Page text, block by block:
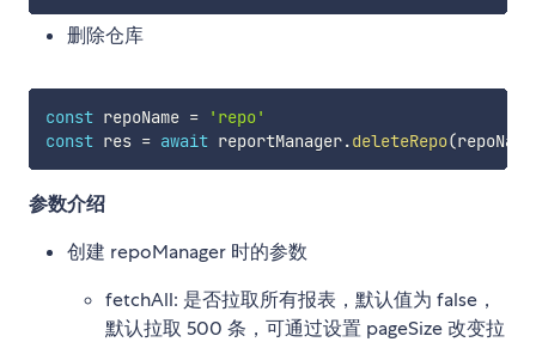
删除仓库
const repoName =
'repo'
const res = await reportManager.deleteRepo(repoName
参数介绍
创建 repoManager 时的参数
fetchAll: 是否拉取所有报表，默认值为 false，
默认拉取 500 条，可通过设置 pageSize 改变拉